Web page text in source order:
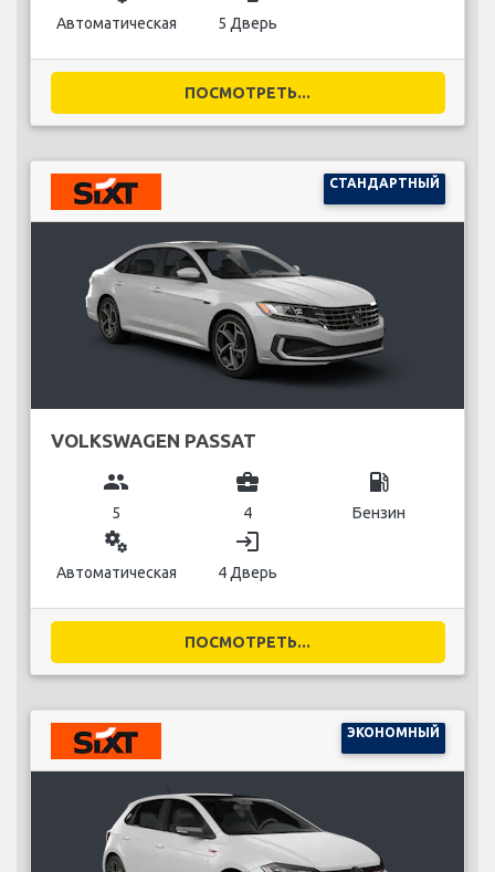
Автоматическая 5 Дверь
ПОСМОТРЕТЬ...
СТАНДАРТНЫЙ
VOLKSWAGEN PASSAT
group
5
business_center
4
local_gas_station
Бензин
miscellaneous_services
Автоматическая
login
4 Дверь
ПОСМОТРЕТЬ...
ЭКОНОМНЫЙ